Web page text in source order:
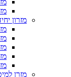
מזרון
מזרן